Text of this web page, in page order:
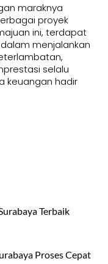
maraknya
proyek
ini, terdapat
menjalankan
selalu
keuangan hadir
Terbaik
Proses Cepat